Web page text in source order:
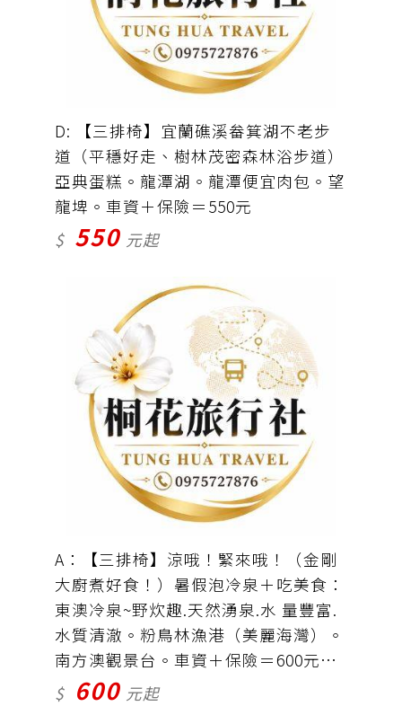
D: 【三排椅】宜蘭礁溪畚箕湖不老步
道（平穩好走、樹林茂密森林浴步道）
亞典蛋糕。龍潭湖。龍潭便宜肉包。望
龍埤。車資＋保險＝550元
$ 550 元起
A：【三排椅】涼哦！緊來哦！（金剛
大廚煮好食！）暑假泡冷泉＋吃美食：
東澳冷泉~野炊趣.天然湧泉.水 量豐富.
水質清澈。粉鳥林漁港（美麗海灣）。
南方澳觀景台。車資＋保險＝600元
（自備泳衣短褲）（自備 碗筷.亦可自
$ 600 元起